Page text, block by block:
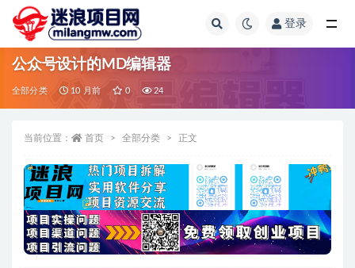
登录
公众号设计的MD编辑器
全部分类 10 月前 0 24
当前位置： 首页 全部分类 正文
全部